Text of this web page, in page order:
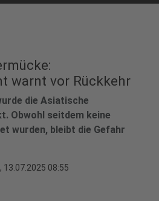
warnt vor Rückkehr
die Asiatische
Obwohl seitdem keine
wurden, bleibt die Gefahr
13.07.2025 08:55